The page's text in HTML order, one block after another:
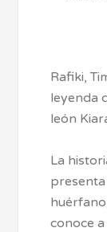
Rafiki,
leyenda
león
La
conoce